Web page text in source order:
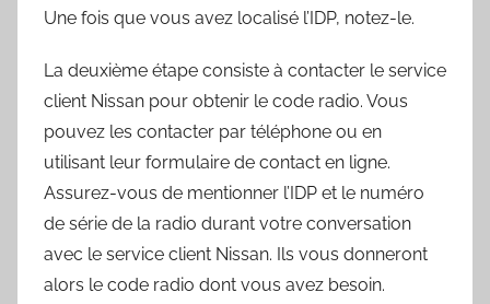
Une fois que vous avez localisé l’IDP, notez-le.
La deuxième étape consiste à contacter le service
client Nissan pour obtenir le code radio. Vous
pouvez les contacter par téléphone ou en
utilisant leur formulaire de contact en ligne.
Assurez-vous de mentionner l’IDP et le numéro
de série de la radio durant votre conversation
avec le service client Nissan. Ils vous donneront
alors le code radio dont vous avez besoin.